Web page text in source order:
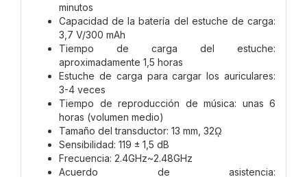
minutos
Capacidad de la batería del estuche de carga:
3,7 V/300 mAh
Tiempo de carga del estuche:
aproximadamente 1,5 horas
Estuche de carga para cargar los auriculares:
3-4 veces
Tiempo de reproducción de música: unas 6
horas (volumen medio)
Tamaño del transductor: 13 mm, 32ῼ
Sensibilidad: 119 ± 1,5 dB
Frecuencia: 2.4GHz~2.48GHz
Acuerdo de asistencia: